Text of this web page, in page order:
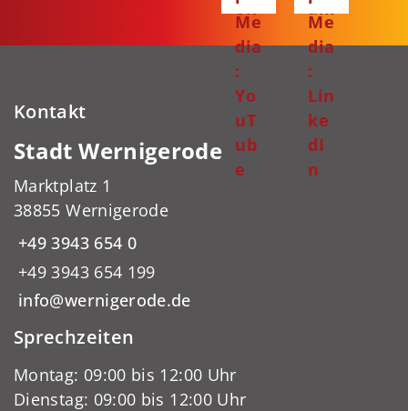
ok
am
Me
dia
:
Yo
uT
ub
e
Me
dia
:
Lin
ke
dI
n
Kontakt
Stadt Wernigerode
Marktplatz 1
38855 Wernigerode
+49 3943 654 0
+49 3943 654 199
info@wernigerode.de
Sprechzeiten
Montag: 09:00 bis 12:00 Uhr
Dienstag: 09:00 bis 12:00 Uhr